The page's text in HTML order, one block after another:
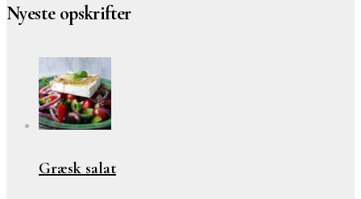
Nyeste opskrifter
Græsk salat